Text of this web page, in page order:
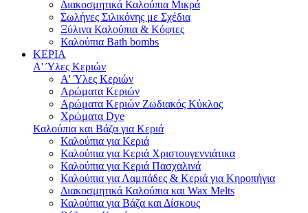
Διακοσμητικά Καλούπια Μικρά
Σωλήνες Σιλικόνης με Σχέδια
Ξύλινα Καλούπια & Κόφτες
Καλούπια Bath bombs
ΚΕΡΙΑ
Α' Ύλες Κεριών
Α' Ύλες Κεριών
Αρώματα Κεριών
Αρώματα Κεριών Ζωδιακός Κύκλος
Χρώματα Dye
Καλούπια και Βάζα για Κεριά
Καλούπια για Κεριά
Καλούπια για Κεριά Χριστουγεννιάτικα
Καλούπια για Κεριά Πασχαλινά
Καλούπια για Λαμπάδες & Κεριά για Κηροπήγια
Διακοσμητικά Καλούπια και Wax Melts
Καλούπια για Βάζα και Δίσκους